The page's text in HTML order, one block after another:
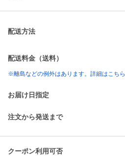
配送方法
配送料金（送料）
※離島などの例外はあります。詳細はこちら
お届け日指定
注文から発送まで
クーポン利用可否